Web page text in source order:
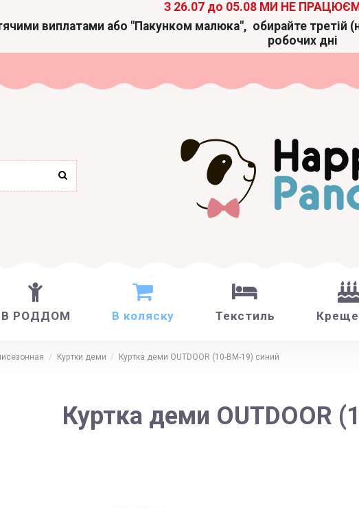
З 26.07 до 05.08 МИ НЕ
виплатами або "Пакунком малюка", обирайте третій
робочих дні
В РОДДОМ В коляску Текстиль
Куртки деми Куртка деми OUTDOOR (10-ВМ-19) синий
Куртка деми OUTDOOR